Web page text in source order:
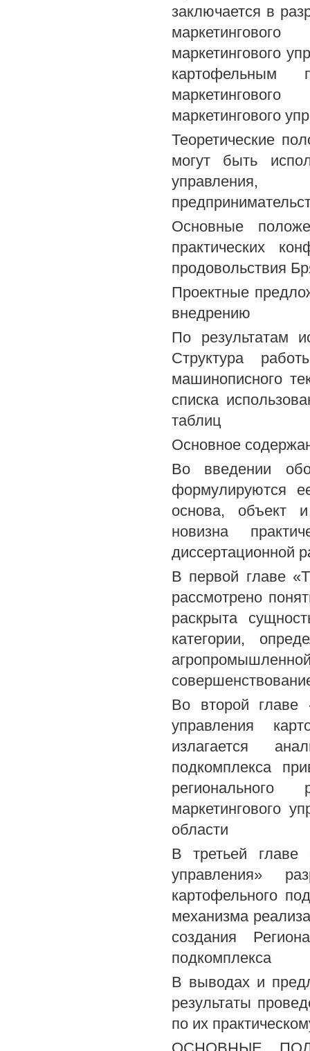
заключается в
маркетингового
картофельным
маркетингового
Теоретические
могут быть
управления,
Основные
практических
продовольствия
Проектные
внедрению
По результатам
Структура
машинописного
списка
таблиц
Основное
Во введении
формулируются
основа, объект
новизна
диссертационной
В первой главе
рассмотрено
раскрыта
категории,
Во второй главе
управления
излагается
подкомплекса
маркетингового
области
В третьей главе
управления»
картофельного
механизма
создания
подкомплекса
В выводах и
результаты
по их